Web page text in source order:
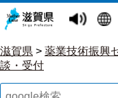
滋賀県 > 薬業技術振興
談・受付